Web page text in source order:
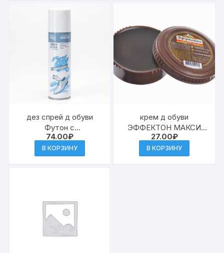
дез спрей д обуви
Футон с
антимикробной
защитой 153 мл(24)
74.00₽
В КОРЗИНУ
крем д обуви
ЭФФЕКТОН МАКСИ
коричневый в банке 100
мл (96)
27.00₽
В КОРЗИНУ